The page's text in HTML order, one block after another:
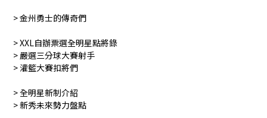
> 金州勇士的傳奇們
> XXL自辦票選全明星點將錄
> 嚴選三分球大賽射手
> 灌籃大賽扣將們
> 全明星新制介紹
> 新秀未來勢力盤點